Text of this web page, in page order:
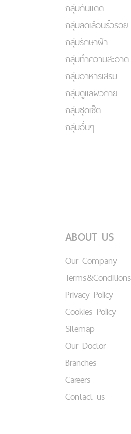
กลุ่มกันแดด
กลุ่มลดเลือนริ้วรอย
กลุ่มรักษาฝ้า
กลุ่มทำความสะอาด
กลุ่มอาหารเสริม
กลุ่มดูแลผิวกาย
กลุ่มชุดเซ็ต
กลุ่มอื่นๆ
ABOUT US
Our Company
Terms&Conditions
Privacy Policy
Cookies Policy
Sitemap
Our Doctor
Branches
Careers
Contact us